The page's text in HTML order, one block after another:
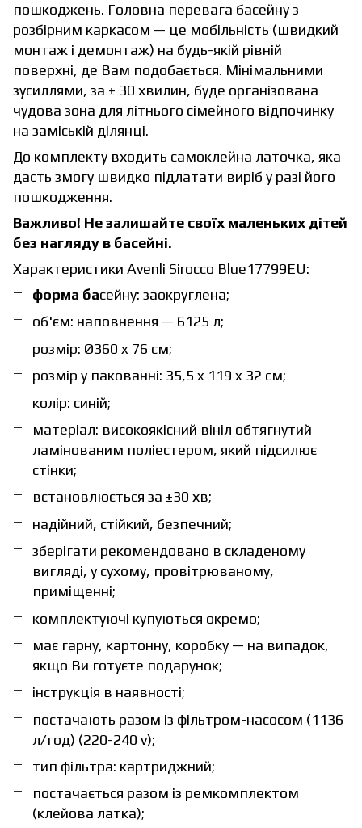
пошкоджень. Головна перевага басейну з
розбірним каркасом — це мобільність (швидкий
монтаж і демонтаж) на будь-якій рівній
поверхні, де Вам подобається. Мінімальними
зусиллями, за ± 30 хвилин, буде організована
чудова зона для літнього сімейного відпочинку
на заміській ділянці.
До комплекту входить самоклейна латочка, яка
дасть змогу швидко підлатати виріб у разі його
пошкодження.
Важливо! Не залишайте своїх маленьких дітей
без нагляду в басейні.
Характеристики Avenli Sirocco Blue17799EU:
форма басейну: заокруглена;
об'єм: наповнення — 6125 л;
розмір: Ø360 x 76 см;
розмір у пакованні: 35,5 x 119 x 32 см;
колір: синій;
матеріал: високоякісний вініл обтягнутий
ламінованим поліестером, який підсилює
стінки;
встановлюється за ±30 хв;
надійний, стійкий, безпечний;
зберігати рекомендовано в складеному
вигляді, у сухому, провітрюваному,
приміщенні;
комплектуючі купуються окремо;
має гарну, картонну, коробку — на випадок,
якщо Ви готуєте подарунок;
інструкція в наявності;
постачають разом із фільтром-насосом (1136
л/год) (220-240 v);
тип фільтра: картриджний;
постачається разом із ремкомплектом
(клейова латка);